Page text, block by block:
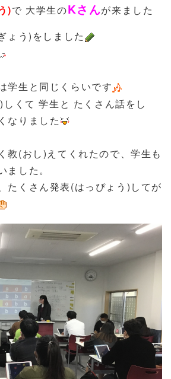
)で 大学生のKさんが来ました
ょう)をしました
学生と同じくらいです
くて 学生と たくさん話をし
なりました
教(おし)えてくれたので、学生も
ました。
たくさん発表(はっぴょう)してが